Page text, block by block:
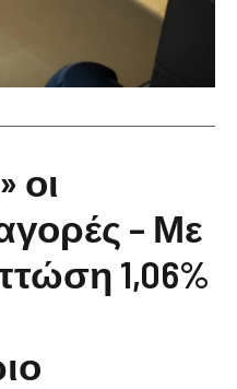
οι
– Με
1,06%